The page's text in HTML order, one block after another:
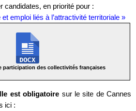
candidates, en priorité pour :
emploi liés à l’attractivité territoriale »
participation des collectivités françaises
est obligatoire sur le site de Cannes
ici :